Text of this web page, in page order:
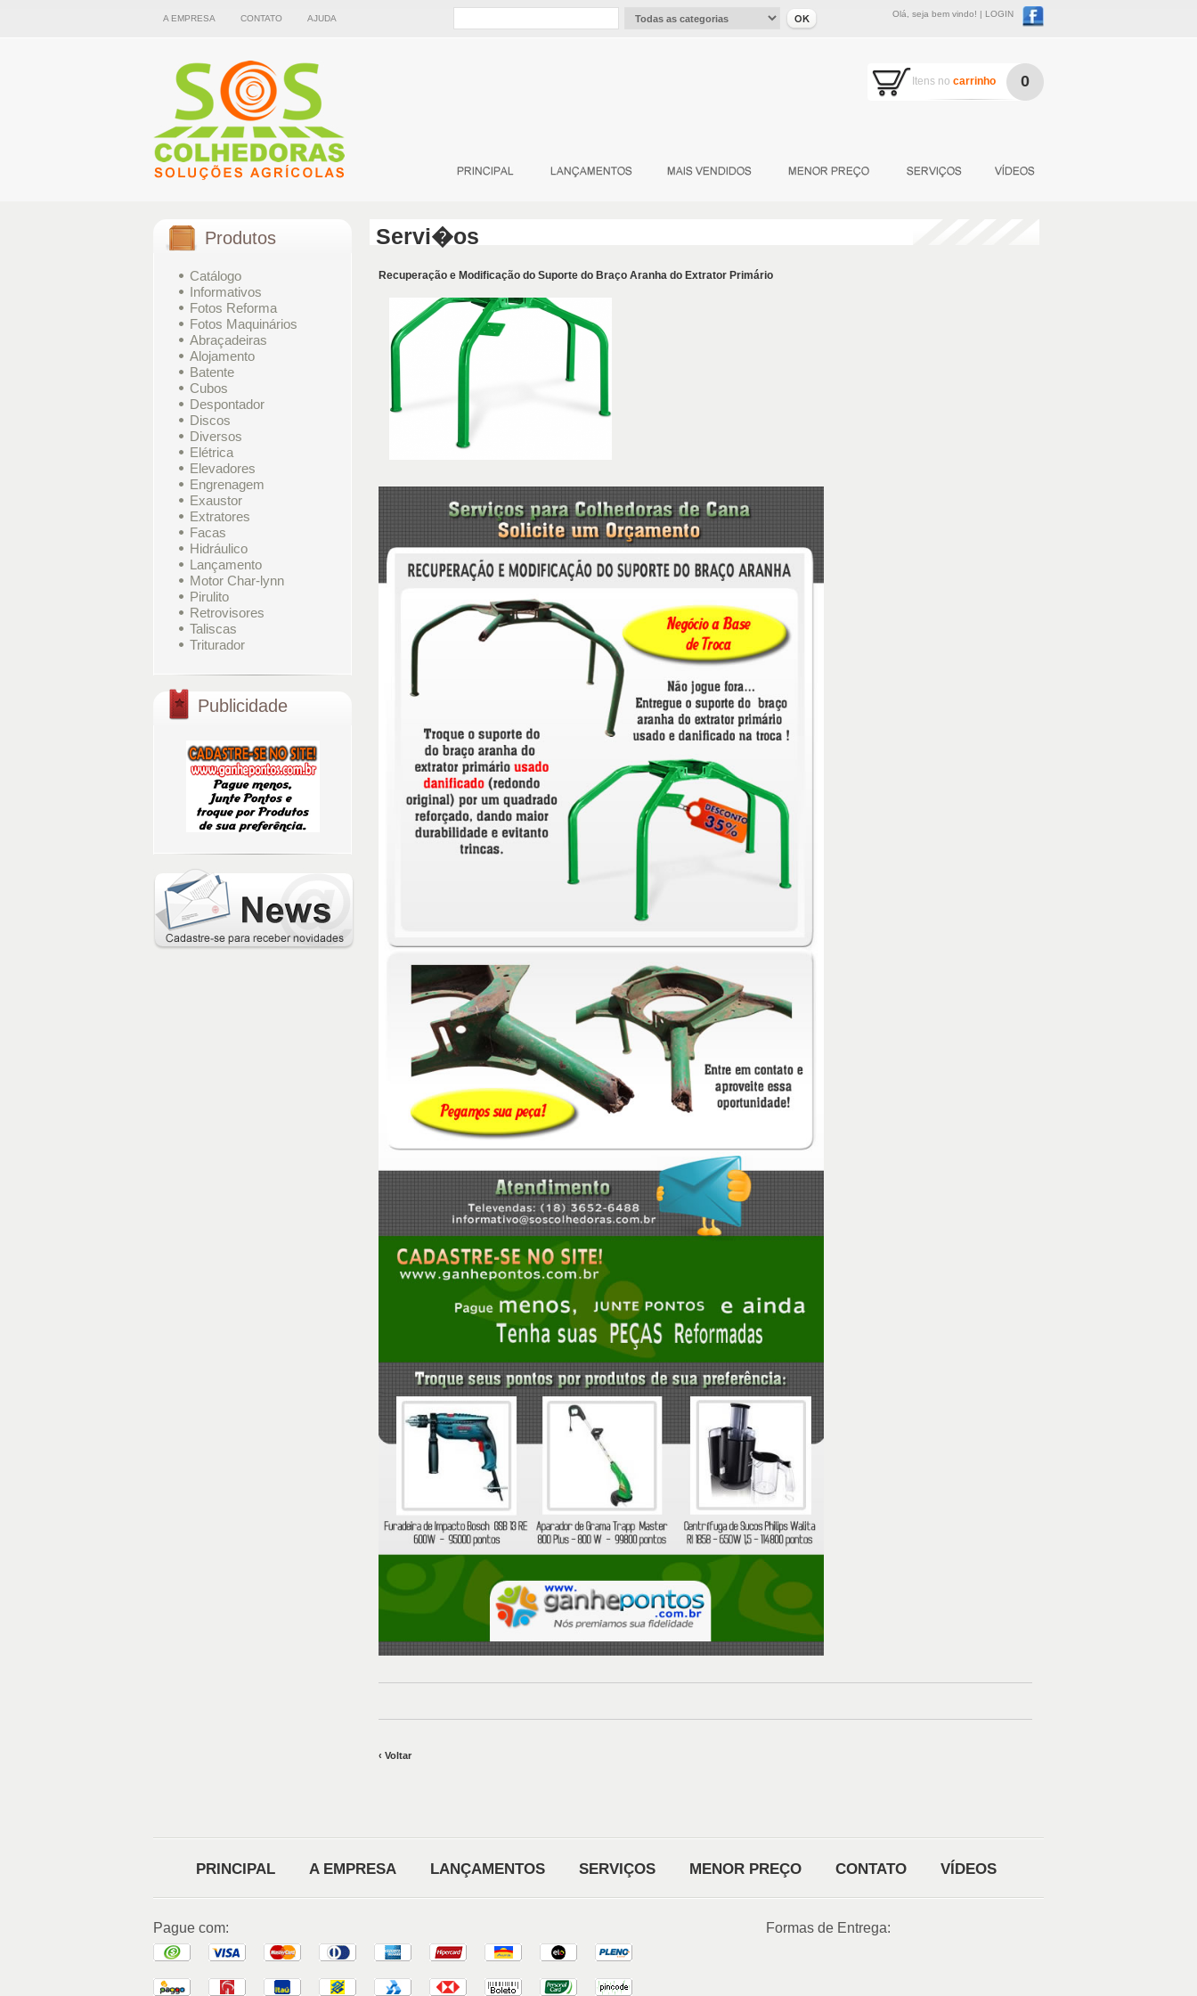
A EMPRESA CONTATO AJUDA Olá, seja bem vindo! | LOGIN
Itens no carrinho 0
Produtos
Catálogo
Informativos
Fotos Reforma
Fotos Maquinários
Abraçadeiras
Alojamento
Batente
Cubos
Despontador
Discos
Diversos
Elétrica
Elevadores
Engrenagem
Exaustor
Extratores
Facas
Hidráulico
Lançamento
Motor Char-lynn
Pirulito
Retrovisores
Taliscas
Triturador
Publicidade
Servi�os
Recuperação e Modificação do Suporte do Braço Aranha do Extrator Primário
‹ Voltar
PRINCIPAL A EMPRESA LANÇAMENTOS SERVIÇOS MENOR PREÇO CONTATO VÍDEOS
Pague com: Formas de Entrega: